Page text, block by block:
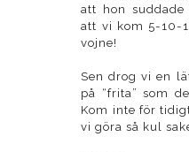
att hon
att vi kom 5-10-
vojne!
Sen drog vi en
på “frita” som
Kom inte för
vi göra så kul